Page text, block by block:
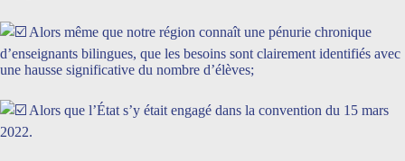
Alors même que notre région connaît une pénurie chronique
d’enseignants bilingues, que les besoins sont clairement identifiés avec
une hausse significative du nombre d’élèves;
Alors que l’État s’y était engagé dans la convention du 15 mars
2022.